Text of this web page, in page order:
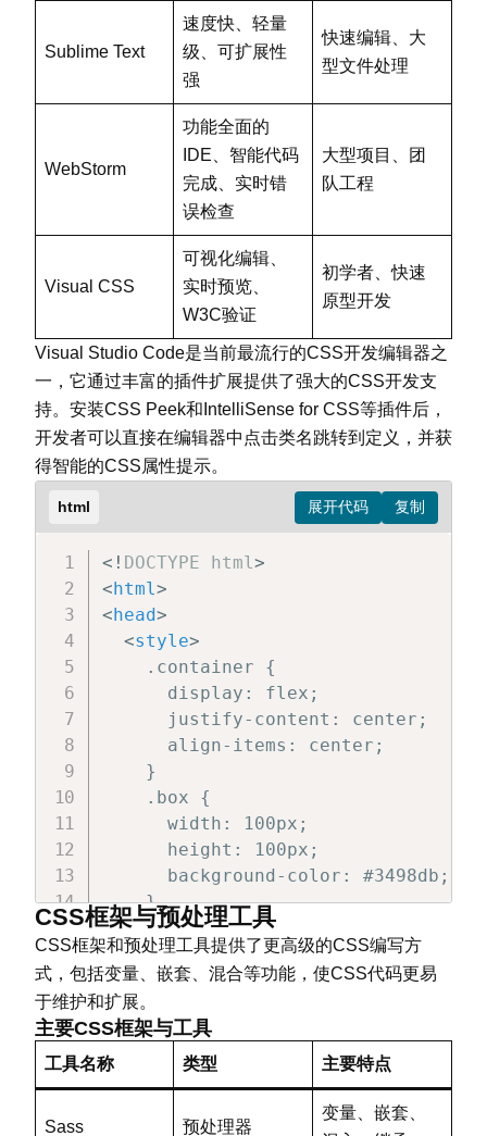
Sublime Text
速度快、轻量
级、可扩展性
强
快速编辑、大
型文件处理
WebStorm
功能全面的
IDE、智能代码
完成、实时错
误检查
大型项目、团
队工程
Visual CSS
可视化编辑、
实时预览、
W3C验证
初学者、快速
原型开发
Visual Studio Code是当前最流行的CSS开发编辑器之
一，它通过丰富的插件扩展提供了强大的CSS开发支
持。安装CSS Peek和IntelliSense for CSS等插件后，
开发者可以直接在编辑器中点击类名跳转到定义，并获
得智能的CSS属性提示。
html
<! DOCTYPE html>
< html>
< head>
<style>
    .container {
      display: flex;
      justify-content: center;
      align-items: center;
    }
    .box {
      width: 100px;
      height: 100px;
      background-color: #3498db;
    }
</style>
</head>
<body >
<div
<div class
>
</body>
CSS框架与预处理工具
CSS框架和预处理工具提供了更高级的CSS编写方
式，包括变量、嵌套、混合等功能，使CSS代码更易
于维护和扩展。
主要CSS框架与工具
工具名称 类型 主要特点
Sass 预处理器
变量、嵌套、